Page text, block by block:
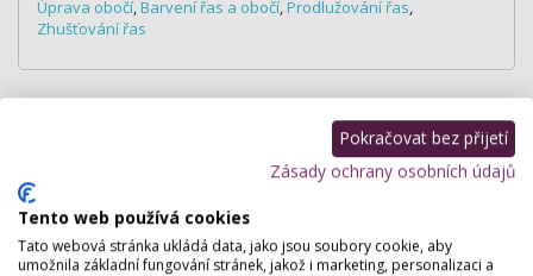
Úprava obočí,Barvení řas a obočí,Prodlužování řas,
Zhušťování řas
Zatím zde není žádné hodnocení.
Pokračovat bez přijetí
Zásady ochrany osobních údajů
Tento web používá cookies
Tato webová stránka ukládá data, jako jsou soubory cookie, aby
umožnila základní fungování stránek, jakož i marketing, personalizaci a